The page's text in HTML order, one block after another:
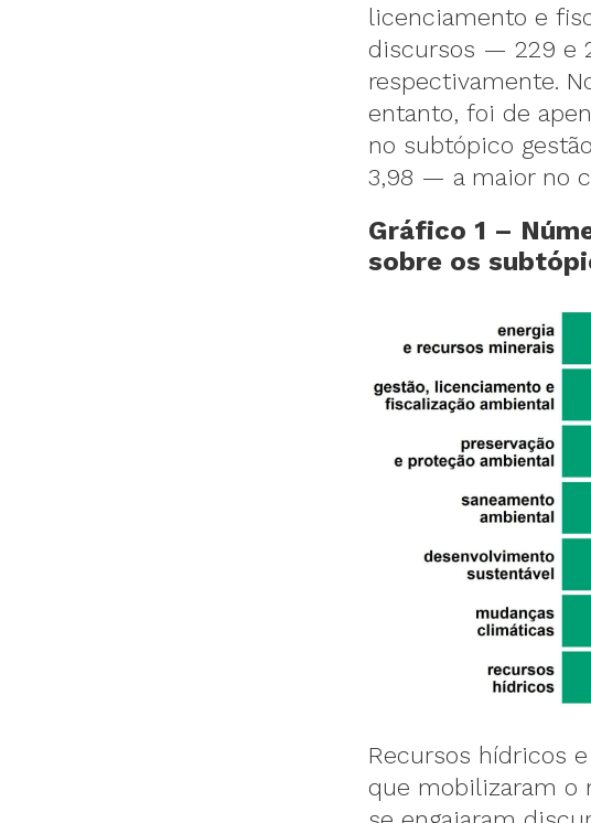
licenciamento e
discursos — 229 e
respectivamente.
entanto, foi de
no subtópico
3,98 — a maior no
Gráfico 1 –
sobre os
Recursos hídricos
que mobilizaram o